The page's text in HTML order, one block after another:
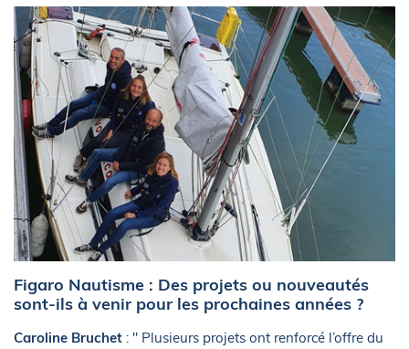
Figaro Nautisme : Des projets ou nouveautés
sont-ils à venir pour les prochaines années ?
Caroline Bruchet : " Plusieurs projets ont renforcé l’offre du